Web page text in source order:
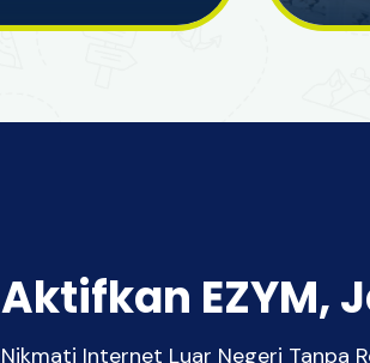
Aktifkan EZYM,
Nikmati Internet Luar Negeri Tanpa